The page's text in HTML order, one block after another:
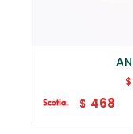
$
$ 468